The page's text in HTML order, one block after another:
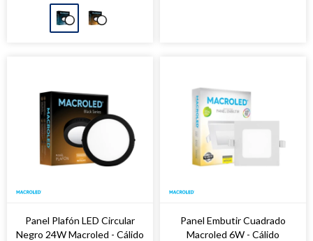
Panel Plafón LED Circular
Negro 24W Macroled - Cálido
Panel Embutir Cuadrado
Macroled 6W - Cálido